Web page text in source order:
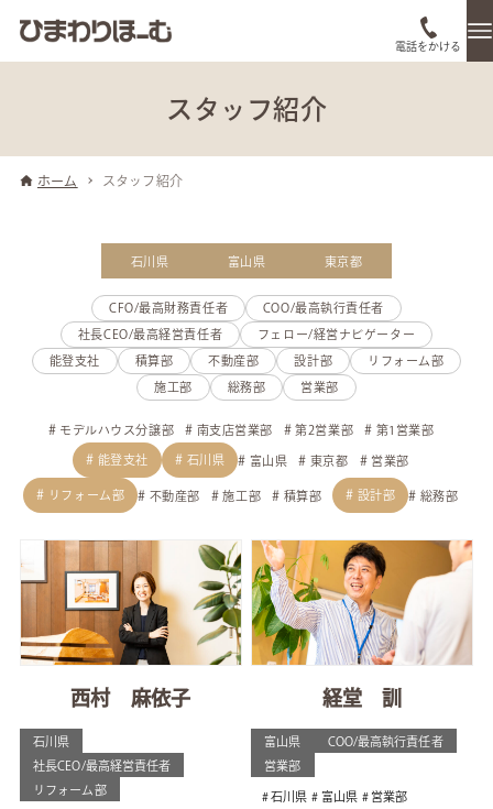
電話をかける
スタッフ紹介
ホーム スタッフ紹介
石川県 富山県 東京都
CFO/最高財務責任者 COO/最高執行責任者
社長CEO/最高経営責任者 フェロー/経営ナビゲーター
能登支社 積算部 不動産部 設計部 リフォーム部
施工部 総務部 営業部
モデルハウス分譲部 南支店営業部 第2営業部 第1営業部
能登支社 石川県 富山県 東京都 営業部
リフォーム部 不動産部 施工部 積算部 設計部 総務部
西村 麻依子
石川県
社長CEO/最高経営責任者
リフォーム部
経堂 訓
富山県
COO/最高執行責任者
営業部
石川県 富山県 営業部